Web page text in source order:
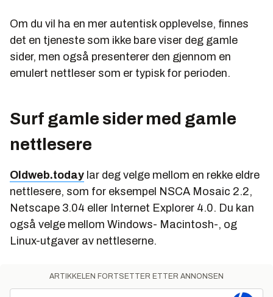
Om du vil ha en mer autentisk opplevelse, finnes
det en tjeneste som ikke bare viser deg gamle
sider, men også presenterer den gjennom en
emulert nettleser som er typisk for perioden.
Surf gamle sider med gamle
nettlesere
Oldweb.today lar deg velge mellom en rekke eldre
nettlesere, som for eksempel NSCA Mosaic 2.2,
Netscape 3.04 eller Internet Explorer 4.0. Du kan
også velge mellom Windows- Macintosh-, og
Linux-utgaver av nettleserne.
ARTIKKELEN FORTSETTER ETTER ANNONSEN